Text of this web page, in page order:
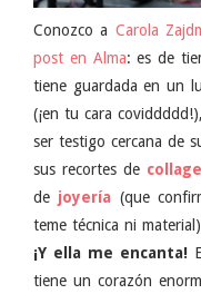
Conozco a Carola
post en Alma: es de
tiene guardada en un
(¡en tu cara
ser testigo cercana de
sus recortes de collage
de joyería (que
teme técnica ni
¡Y ella me encanta!
tiene un corazón